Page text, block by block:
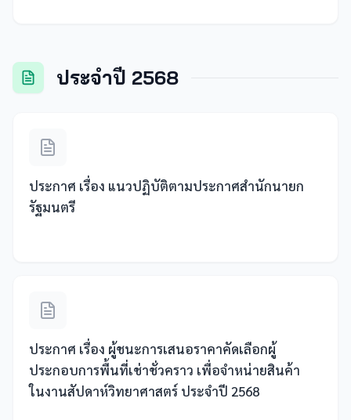
ประจำปี 2568
ประกาศ เรื่อง แนวปฏิบัติตามประกาศสำนักนายก
รัฐมนตรี
ประกาศ เรื่อง ผู้ชนะการเสนอราคาคัดเลือกผู้
ประกอบการพื้นที่เช่าชั่วคราว เพื่อจำหน่ายสินค้า
ในงานสัปดาห์วิทยาศาสตร์ ประจำปี 2568